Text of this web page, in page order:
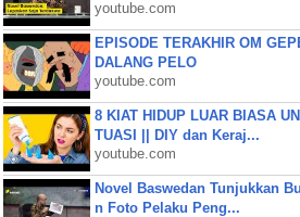
youtube.com
EPISODE TERAKHIR OM
DALANG PELO
youtube.com
8 KIAT HIDUP LUAR BIASA
TUASI || DIY dan Keraj...
youtube.com
Novel Baswedan Tunjukkan
n Foto Pelaku Peng...